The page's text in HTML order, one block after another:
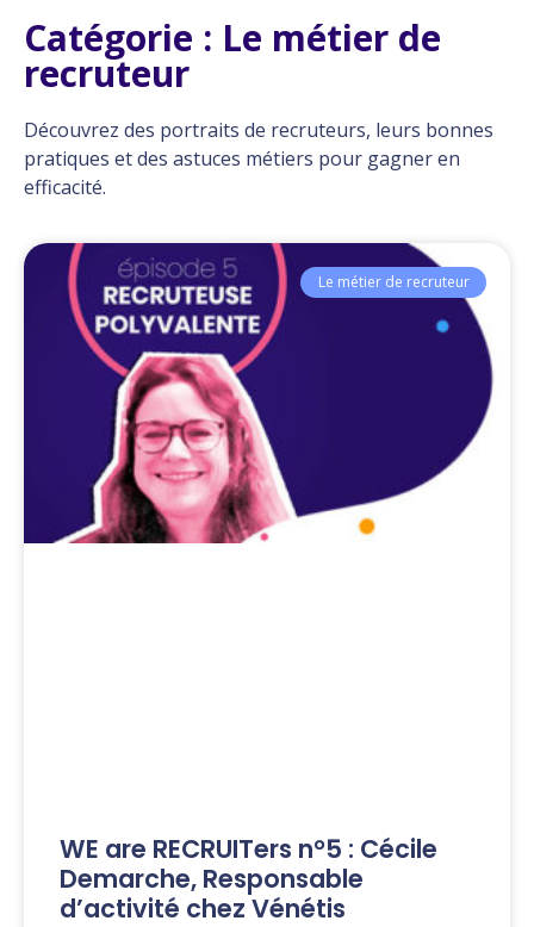
Catégorie : Le métier de
recruteur
Découvrez des portraits de recruteurs, leurs bonnes
pratiques et des astuces métiers pour gagner en
efficacité.
Le métier de recruteur
WE are RECRUITers n°5 : Cécile
Demarche, Responsable
d’activité chez Vénétis